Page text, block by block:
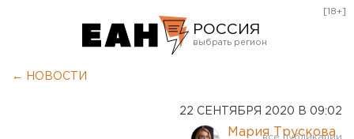
РОССИЯ
Курган
[18+]
← НОВОСТИ
22 СЕНТЯБРЯ 2020 В 09:02
Мария Трускова